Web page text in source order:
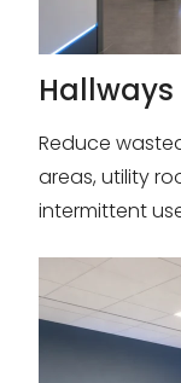
Reduce
areas, utility
intermittent